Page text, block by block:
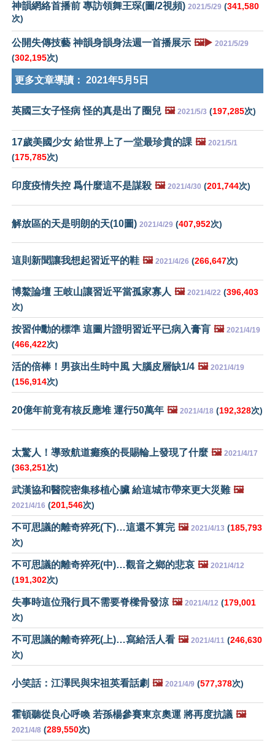
神韻網絡首播前 專訪領舞王琛(圖/2視頻) 2021/5/29 (341,580
次)
公開失傳技藝 神韻身韻身法週一首播展示 🖼️▶️ 2021/5/29
(302,195次)
更多文章導讀： 2021年5月5日
英國三女子怪病 怪的真是出了圈兒 🖼️ 2021/5/3 (197,285次)
17歲美國少女 給世界上了一堂最珍貴的課 🖼️ 2021/5/1
(175,785次)
印度疫情失控 爲什麼這不是謀殺 🖼️ 2021/4/30 (201,744次)
解放區的天是明朗的天(10圖) 2021/4/29 (407,952次)
這則新聞讓我想起習近平的鞋 🖼️ 2021/4/26 (266,647次)
博鰲論壇 王岐山讓習近平當孤家寡人 🖼️ 2021/4/22 (396,403
次)
按習仲勳的標準 這圖片證明習近平已病入膏肓 🖼️ 2021/4/19
(466,422次)
活的倍棒！男孩出生時中風 大腦皮層缺1/4 🖼️ 2021/4/19
(156,914次)
20億年前竟有核反應堆 運行50萬年 🖼️ 2021/4/18 (192,328次)
太驚人！導致航道癱瘓的長賜輪上發現了什麼 🖼️ 2021/4/17
(363,251次)
武漢協和醫院密集移植心臟 給這城市帶來更大災難 🖼️
2021/4/16 (201,546次)
不可思議的離奇猝死(下)…這還不算完 🖼️ 2021/4/13 (185,793
次)
不可思議的離奇猝死(中)…觀音之鄉的悲哀 🖼️ 2021/4/12
(191,302次)
失事時這位飛行員不需要脊樑骨發涼 🖼️ 2021/4/12 (179,001
次)
不可思議的離奇猝死(上)…寫給活人看 🖼️ 2021/4/11 (246,630
次)
小笑話：江澤民與宋祖英看話劇 🖼️ 2021/4/9 (577,378次)
霍頓聽從良心呼喚 若孫楊參賽東京奧運 將再度抗議 🖼️
2021/4/8 (289,550次)